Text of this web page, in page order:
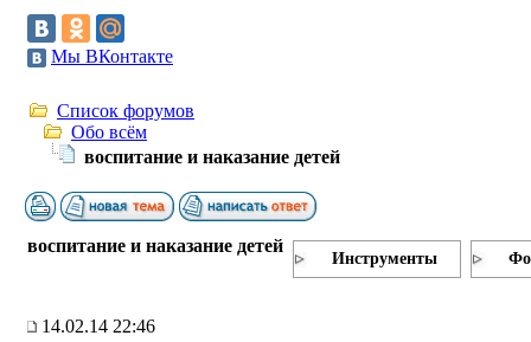
Мы ВКонтакте
Список форумов
Обо всём
воспитание и наказание детей
воспитание и наказание детей
Инструменты
14.02.14 22:46